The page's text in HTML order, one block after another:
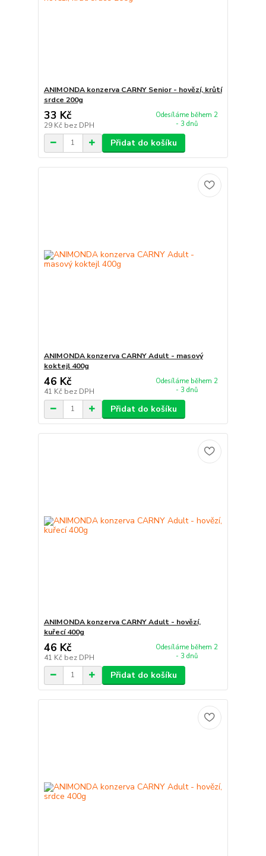
ANIMONDA konzerva CARNY Senior - hovězí, krůtí
srdce 200g
33 Kč
29 Kč bez DPH
Odesíláme během 2
- 3 dnů
Přidat do košíku
ANIMONDA konzerva CARNY Adult - masový
koktejl 400g
46 Kč
41 Kč bez DPH
Odesíláme během 2
- 3 dnů
Přidat do košíku
ANIMONDA konzerva CARNY Adult - hovězí,
kuřecí 400g
46 Kč
41 Kč bez DPH
Odesíláme během 2
- 3 dnů
Přidat do košíku